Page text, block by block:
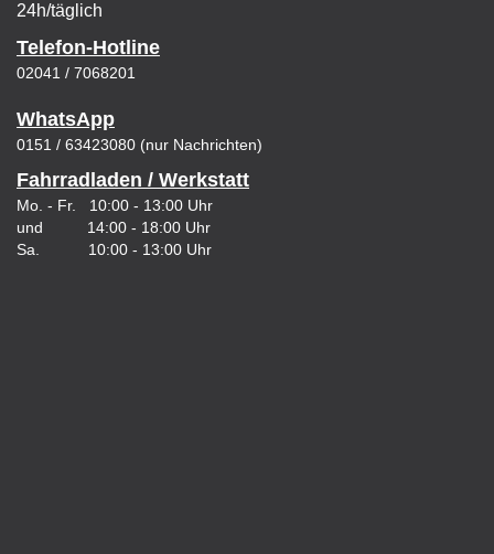
24h/täglich
Telefon-Hotline
02041 / 7068201
WhatsApp
0151 / 63423080 (nur Nachrichten)
Fahrradladen / Werkstatt
Mo. - Fr. 10:00 - 13:00 Uhr
und 14:00 - 18:00 Uhr
Sa. 10:00 - 13:00 Uhr